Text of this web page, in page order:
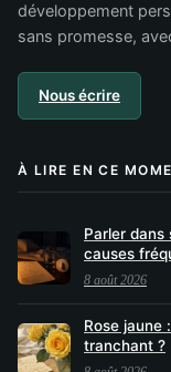
développement
sans promesse,
Nous écrire
À LIRE EN CE
Parler dans
causes
8 août 2026
Rose jaune
tranchant ?